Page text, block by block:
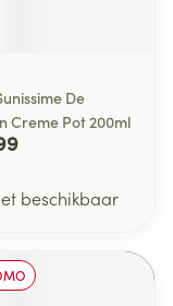
De
Creme Pot 200ml
beschikbaar